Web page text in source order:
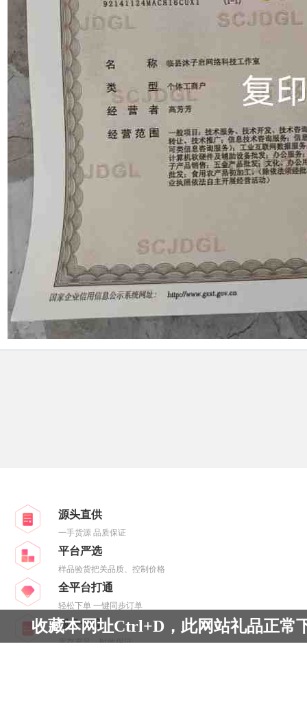
源头直供
一手货源 品质保证
平台严选
样品验货把关品质、控制价格
全平台打通
轻松下单 一键同步订单
服务保障
库存充足、时效保证
收藏本网址Ctrl+D，此网站礼品正常